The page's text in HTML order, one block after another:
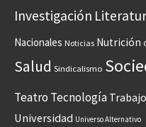
Investigación
Nacionales Noticias Nutrición
Salud Sindicalismo
Teatro Tecnología Trabajo
Universidad Universo Alternativo